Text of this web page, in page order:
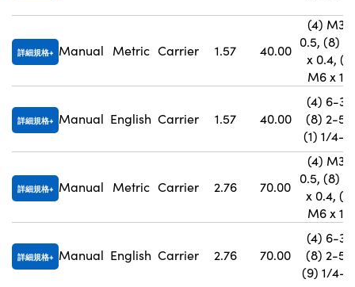
詳細規格 Manual Metric Carrier 1.57 40.00
(4) M3 x
0.5, (8)
x 0.4, (1)
M6 x 1.0
詳細規格 Manual English Carrier 1.57 40.00
(4) 6-32,
(8) 2-56,
(1) 1/4-
詳細規格 Manual Metric Carrier 2.76 70.00
(4) M3 x
0.5, (8)
x 0.4, (9)
M6 x 1.0
詳細規格 Manual English Carrier 2.76 70.00
(4) 6-32,
(8) 2-56,
(9) 1/4-